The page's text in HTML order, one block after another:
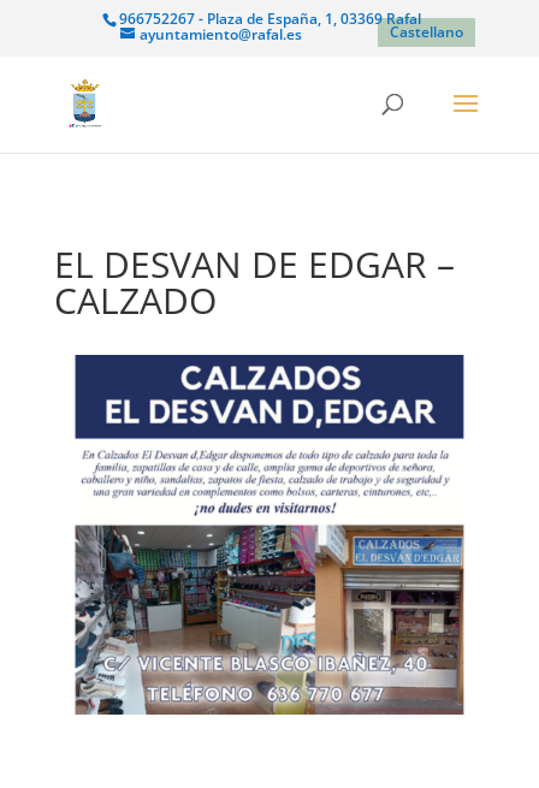
966752267 - Plaza de España, 1, 03369 Rafal
ayuntamiento@rafal.es Castellano
EL DESVAN DE EDGAR –
CALZADO